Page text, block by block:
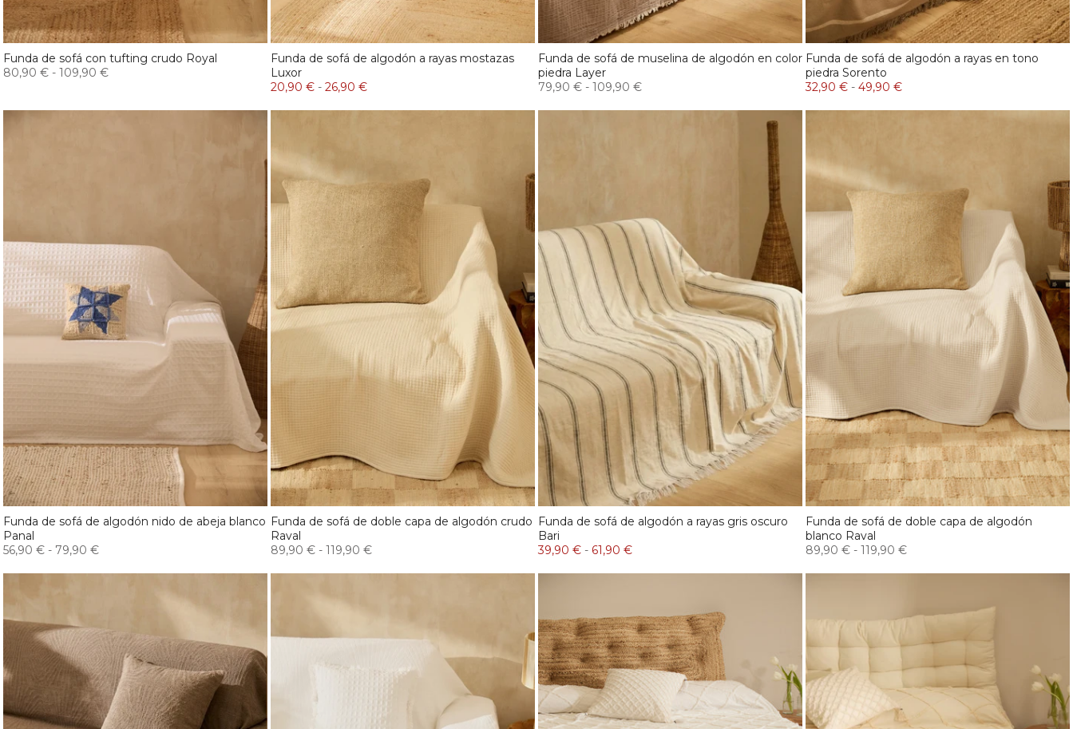
Funda de sofá con tufting crudo Royal
80,90 € - 109,90 €
Funda de sofá de algodón a rayas mostazas
Luxor
20,90 € - 26,90 €
Funda de sofá de muselina de algodón en color
piedra Layer
79,90 € - 109,90 €
Funda de sofá de algodón a rayas en tono
piedra Sorento
32,90 € - 49,90 €
Funda de sofá de algodón nido de abeja blanco
Panal
56,90 € - 79,90 €
Funda de sofá de doble capa de algodón crudo
Raval
89,90 € - 119,90 €
Funda de sofá de algodón a rayas gris oscuro
Bari
39,90 € - 61,90 €
Funda de sofá de doble capa de algodón
blanco Raval
89,90 € - 119,90 €